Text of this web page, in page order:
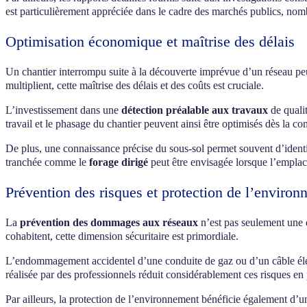
est particulièrement appréciée dans le cadre des marchés publics,
Optimisation économique et maîtrise des délais
Un chantier interrompu suite à la découverte imprévue d’un réseau
multiplient, cette maîtrise des délais et des coûts est cruciale.
L’investissement dans une détection préalable aux travaux de
travail et le phasage du chantier peuvent ainsi être optimisés dès la
De plus, une connaissance précise du sous-sol permet souvent
tranchée comme le forage dirigé peut être envisagée lorsque
Prévention des risques et protection de
La prévention des dommages aux réseaux n’est pas seulement
cohabitent, cette dimension sécuritaire est primordiale.
L’endommagement accidentel d’une conduite de gaz ou d’un
réalisée par des professionnels réduit considérablement ces risques
Par ailleurs, la protection de l’environnement bénéficie également